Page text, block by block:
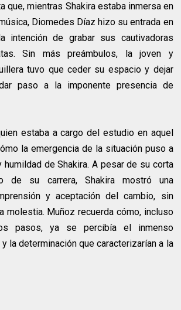
que, mientras Shakira estaba inmersa en
Diomedes Díaz hizo su entrada en
intención de grabar sus cautivadoras
Sin más preámbulos, la joven y
tuvo que ceder su espacio y dejar
paso a la imponente presencia de
estaba a cargo del estudio en aquel
la emergencia de la situación puso a
humildad de Shakira. A pesar de su corta
de su carrera, Shakira mostró una
y aceptación del cambio, sin
molestia. Muñoz recuerda cómo, incluso
pasos, ya se percibía el inmenso
la determinación que caracterizarían a la